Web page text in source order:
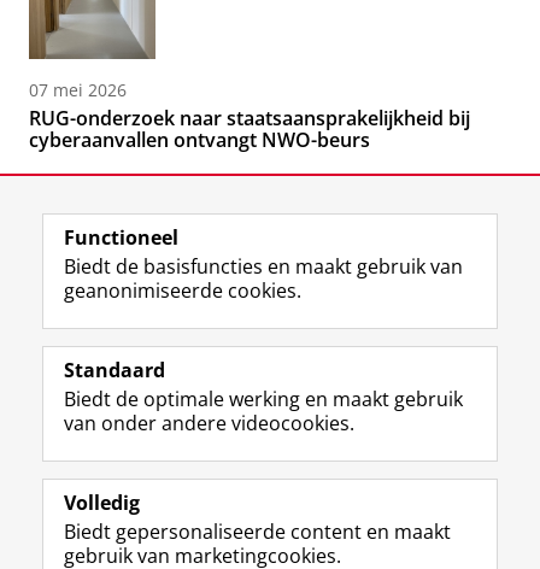
07 mei 2026
RUG-onderzoek naar staatsaansprakelijkheid bij
cyberaanvallen ontvangt NWO-beurs
Volg de RUG
F
a
e
b
o
p
a
L
i
k
e
I
-
p
R
S
-
f
e
R
I
n
t
r
m
Y
o
T
e
k
Studiekiezers
Alumni
Over ons
Functioneel
Biedt de basisfuncties en maakt gebruik van
geanonimiseerde cookies.
Standaard
Biedt de optimale werking en maakt gebruik
van onder andere videocookies.
Volledig
Biedt gepersonaliseerde content en maakt
gebruik van marketingcookies.